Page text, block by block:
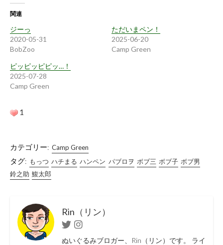
関連
ジーっ
2020-05-31
BobZoo
ただいまペン！
2025-06-20
Camp Green
ピッピッピピッ…！
2025-07-28
Camp Green
1
カテゴリー: Camp Green
タグ: もっつ ハチまる ハンペン パブロヲ ボブ三 ボブ子 ボブ男
鈴之助 鰒太郎
Rin（リン）
TwitterInstagram
ぬいぐるみブロガー、Rin（リン）です。 ライ